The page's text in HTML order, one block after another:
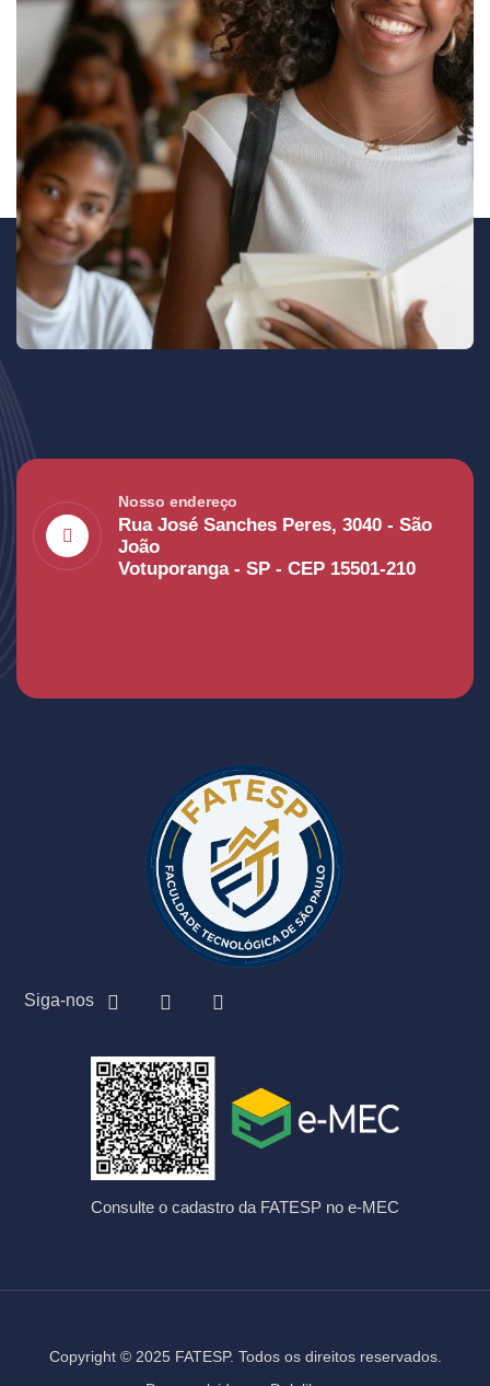
Nosso endereço
Rua José Sanches Peres, 3040 - São
João
Votuporanga - SP - CEP 15501-210
Siga-nos
Consulte o cadastro da FATESP no e-MEC
Copyright © 2025 FATESP. Todos os direitos reservados.